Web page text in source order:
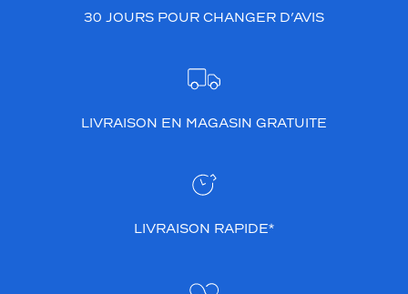
30 JOURS POUR CHANGER D’AVIS
LIVRAISON EN MAGASIN GRATUITE
LIVRAISON RAPIDE*